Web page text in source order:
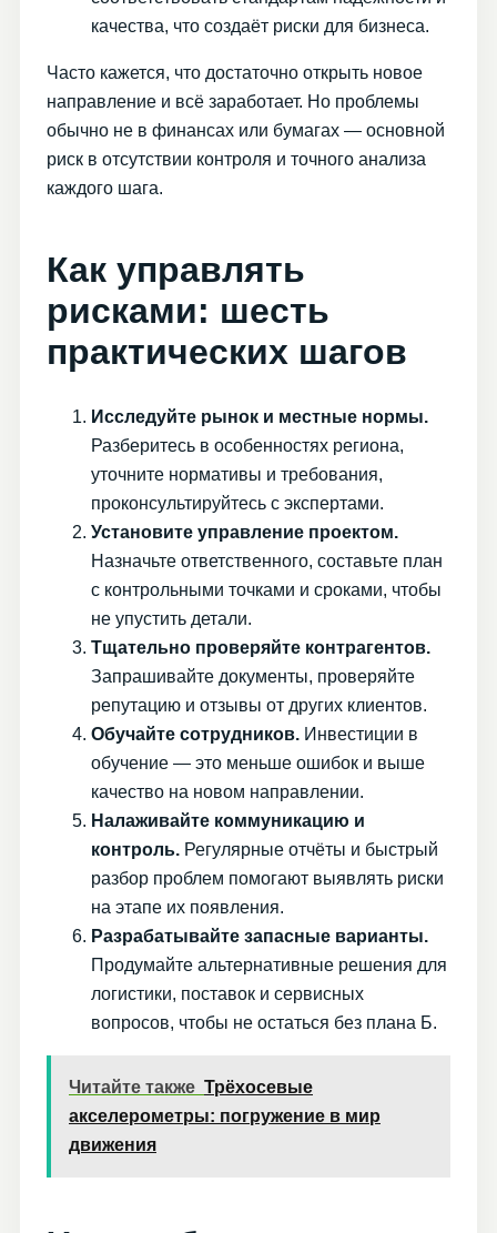
качества, что создаёт риски для бизнеса.
Часто кажется, что достаточно открыть новое
направление и всё заработает. Но проблемы
обычно не в финансах или бумагах — основной
риск в отсутствии контроля и точного анализа
каждого шага.
Как управлять
рисками: шесть
практических шагов
Исследуйте рынок и местные нормы.
Разберитесь в особенностях региона,
уточните нормативы и требования,
проконсультируйтесь с экспертами.
Установите управление проектом.
Назначьте ответственного, составьте план
с контрольными точками и сроками, чтобы
не упустить детали.
Тщательно проверяйте контрагентов.
Запрашивайте документы, проверяйте
репутацию и отзывы от других клиентов.
Обучайте сотрудников. Инвестиции в
обучение — это меньше ошибок и выше
качество на новом направлении.
Налаживайте коммуникацию и
контроль. Регулярные отчёты и быстрый
разбор проблем помогают выявлять риски
на этапе их появления.
Разрабатывайте запасные варианты.
Продумайте альтернативные решения для
логистики, поставок и сервисных
вопросов, чтобы не остаться без плана Б.
Читайте также Трёхосевые
акселерометры: погружение в мир
движения